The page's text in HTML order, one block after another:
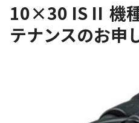
10×30 IS II 機
テナンスのお申